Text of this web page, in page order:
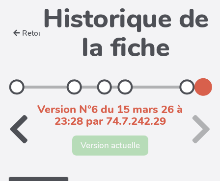
Retour Historique de
la fiche
Version N°6 du 15 mars 26 à
23:28 par 74.7.242.29
Version actuelle